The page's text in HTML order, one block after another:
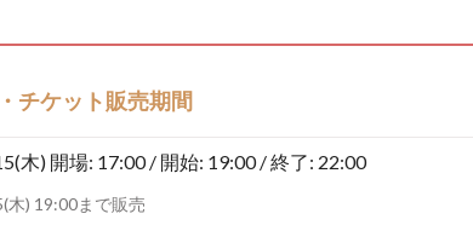
チケット販売期間
木) 開場: 17:00 / 開始: 19:00 / 終了: 22:00
木) 19:00まで販売